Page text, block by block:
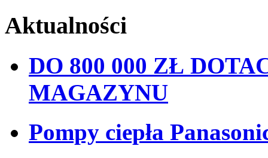
Aktualności
DO 800 000 ZŁ
MAGAZYNU
Pompy ciepła